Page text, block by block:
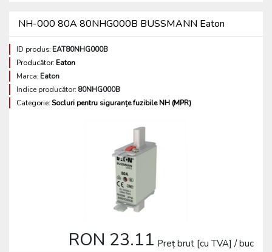
NH-000 80A 80NHG000B BUSSMANN Eaton
ID produs:EAT80NHG000B
Producător:Eaton
Marca:Eaton
Indice producător: 80NHG000B
Categorie:Socluri pentru siguranțe fuzibile NH (MPR)
RON 23.11 Preț brut [cu TVA] / buc